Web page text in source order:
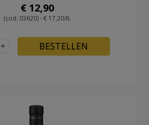
€ 12,90
(cod. 03620) - € 17,20/lt.
+ BESTELLEN